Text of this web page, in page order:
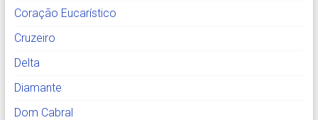
Coração Eucarístico
Cruzeiro
Delta
Diamante
Dom Cabral